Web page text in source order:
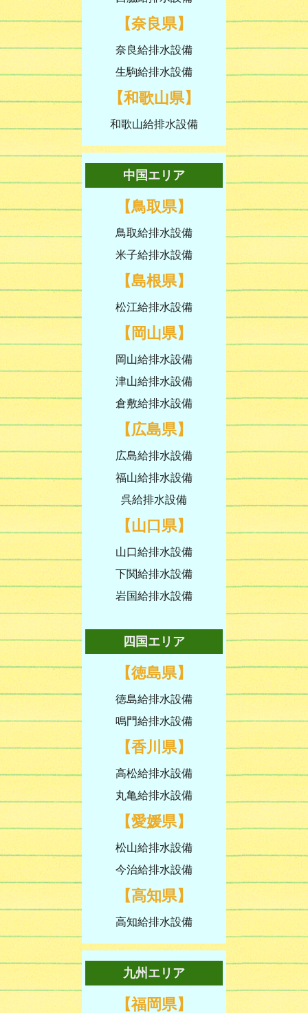
【奈良県】
奈良給排水設備
生駒給排水設備
【和歌山県】
和歌山給排水設備
中国エリア
【鳥取県】
鳥取給排水設備
米子給排水設備
【島根県】
松江給排水設備
【岡山県】
岡山給排水設備
津山給排水設備
倉敷給排水設備
【広島県】
広島給排水設備
福山給排水設備
呉給排水設備
【山口県】
山口給排水設備
下関給排水設備
岩国給排水設備
四国エリア
【徳島県】
徳島給排水設備
鳴門給排水設備
【香川県】
高松給排水設備
丸亀給排水設備
【愛媛県】
松山給排水設備
今治給排水設備
【高知県】
高知給排水設備
九州エリア
【福岡県】